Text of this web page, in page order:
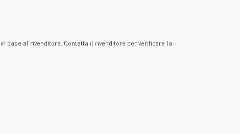
base al rivenditore. Contatta il rivenditore per verificare la